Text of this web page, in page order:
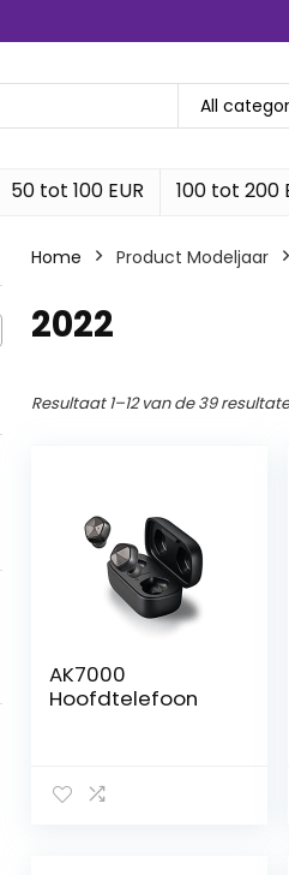
All
50 tot 100 EUR 100 tot 200
Home Product Modeljaar
‎2022
Resultaat 1–12 van de 39
AK7000
Hoofdtelefoon